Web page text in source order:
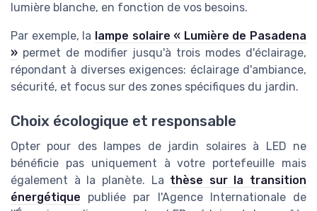
lumière blanche, en fonction de vos besoins.
Par exemple, la lampe solaire « Lumière de Pasadena
» permet de modifier jusqu'à trois modes d'éclairage,
répondant à diverses exigences: éclairage d'ambiance,
sécurité, et focus sur des zones spécifiques du jardin.
Choix écologique et responsable
Opter pour des lampes de jardin solaires à LED ne
bénéficie pas uniquement à votre portefeuille mais
également à la planète. La thèse sur la transition
énergétique publiée par l'Agence Internationale de